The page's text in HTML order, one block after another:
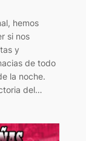
hemos
si nos
y
de todo
la noche.
del…